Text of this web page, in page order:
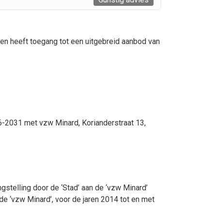
heeft toegang tot een uitgebreid aanbod van
met vzw Minard, Korianderstraat 13,
door de ‘Stad’ aan de ‘vzw Minard’
‘vzw Minard’, voor de jaren 2014 tot en met